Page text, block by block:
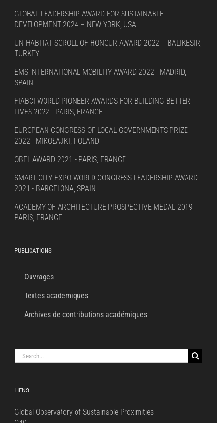
GLOBAL LEADERSHIP AWARD FOR SUSTAINABLE
DEVELOPMENT 2024 – NEW YORK, USA
UN-HABITAT SCROLL OF HONOUR AWARD 2022 – BALIKESIR,
TURKEY
EMS INTERNATIONAL MOBILITY AWARD 2022 - MADRID,
SPAIN
FIABCI WORLD PIONEER AWARDS FOR BUILDING BETTER
LIVES 2022 - PARIS, FRANCE
EUROPEAN CONGRESS OF LOCAL GOVERNMENTS PRIZE
2022 - MIKOŁAJKI, POLAND
OBEL AWARD 2021 - PARIS, FRANCE
SMART CITY EXPO WORLD CONGRESS LEADERSHIP AWARD
2021 - BARCELONA, SPAIN
ACADEMY OF ARCHITECTURE PROSPECTIVE MEDAL 2019 –
PARIS, FRANCE
PUBLICATIONS
Ouvrages
Textes académiques
Archives de contributions académiques
Search
for:
LIENS
Global Observatory of Sustainable Proximities